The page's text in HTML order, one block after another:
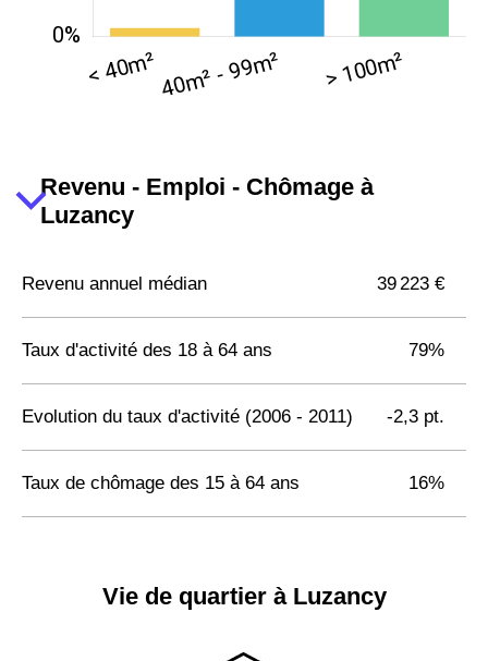
Revenu - Emploi - Chômage à
Luzancy
Revenu annuel médian 39 223 €
Taux d'activité des 18 à 64 ans 79%
Evolution du taux d'activité (2006 - 2011) -2,3 pt.
Taux de chômage des 15 à 64 ans 16%
Vie de quartier à Luzancy